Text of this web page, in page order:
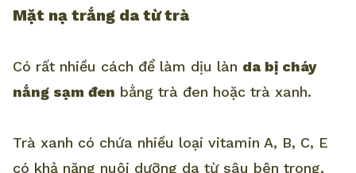
Mặt nạ trắng da từ trà
Có rất nhiều cách để làm dịu làn da bị cháy
nắng sạm đen bằng trà đen hoặc trà xanh.
Trà xanh có chứa nhiều loại vitamin A, B, C, E
có khả năng nuôi dưỡng da từ sâu bên trong,